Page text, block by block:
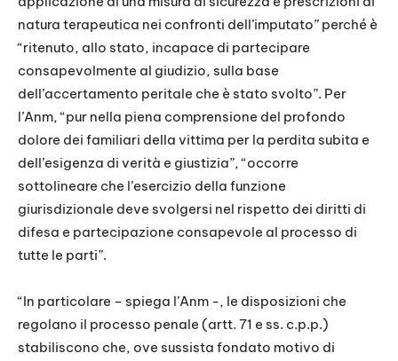
natura terapeutica nei confronti dell’imputato” perché è
“ritenuto, allo stato, incapace di partecipare
consapevolmente al giudizio, sulla base
dell’accertamento peritale che è stato svolto”. Per
l’Anm, “pur nella piena comprensione del profondo
dolore dei familiari della vittima per la perdita subita e
dell’esigenza di verità e giustizia”, “occorre
sottolineare che l’esercizio della funzione
giurisdizionale deve svolgersi nel rispetto dei diritti di
difesa e partecipazione consapevole al processo di
tutte le parti”.
“In particolare – spiega l’Anm -, le disposizioni che
regolano il processo penale (artt. 71 e ss. c.p.p.)
stabiliscono che, ove sussista fondato motivo di